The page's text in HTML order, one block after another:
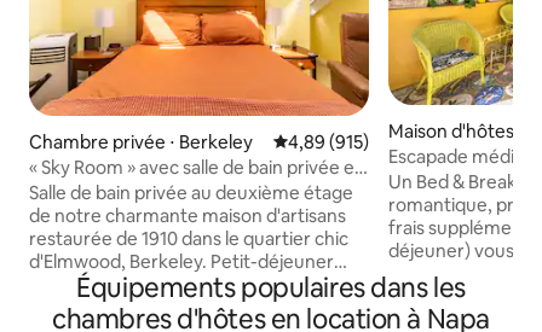
Chambre privée ⋅ Berkeley Évaluation moyenne sur la
4,89 (915)
« Sky Room » avec salle de bain privée et
petit déjeuner à 7 plats
Salle de bain privée au deuxième étage
de notre charmante maison d'artisans
restaurée de 1910 dans le quartier chic
d'Elmwood, Berkeley. Petit-déjeuner
sain de 7 articles ! Note de 4,98 au cours
de l'année passée. Prêt pour les affaires.
Maison d'hôtes ⋅
Escapade
déjeuner à
Un Bed &
romantique,
frais
déjeuner) vous
maison
un coin paisible
Sonoma. Notre route rurale est calme,
Équipements populaires dans les
chambres d'hôtes en location à Napa